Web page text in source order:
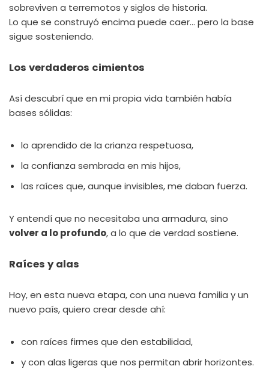
sobreviven a terremotos y siglos de historia.
Lo que se construyó encima puede caer… pero la base
sigue sosteniendo.
Los verdaderos cimientos
Así descubrí que en mi propia vida también había
bases sólidas:
lo aprendido de la crianza respetuosa,
la confianza sembrada en mis hijos,
las raíces que, aunque invisibles, me daban fuerza.
Y entendí que no necesitaba una armadura, sino
volver a lo profundo, a lo que de verdad sostiene.
Raíces y alas
Hoy, en esta nueva etapa, con una nueva familia y un
nuevo país, quiero crear desde ahí:
con raíces firmes que den estabilidad,
y con alas ligeras que nos permitan abrir horizontes.